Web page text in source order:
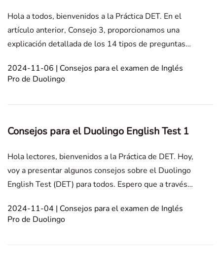
Hola a todos, bienvenidos a la Práctica DET. En el
artículo anterior, Consejo 3, proporcionamos una
explicación detallada de los 14 tipos de preguntas
artículo, explicaré por qué algunas puntuaciones del
Duolingo English Test no están certificadas y cómo e
2024-11-06 | Consejos para el examen de Inglés
Pro de Duolingo
Consejos para el Duolingo English Test 1
Hola lectores, bienvenidos a la Práctica de DET. Hoy,
voy a presentar algunos consejos sobre el Duolingo
English Test (DET) para todos. Espero que a través
comprensión del DET y lograr buenos resultados en
este examen. A continuación, veamos algunas
2024-11-04 | Consejos para el examen de Inglés
Pro de Duolingo